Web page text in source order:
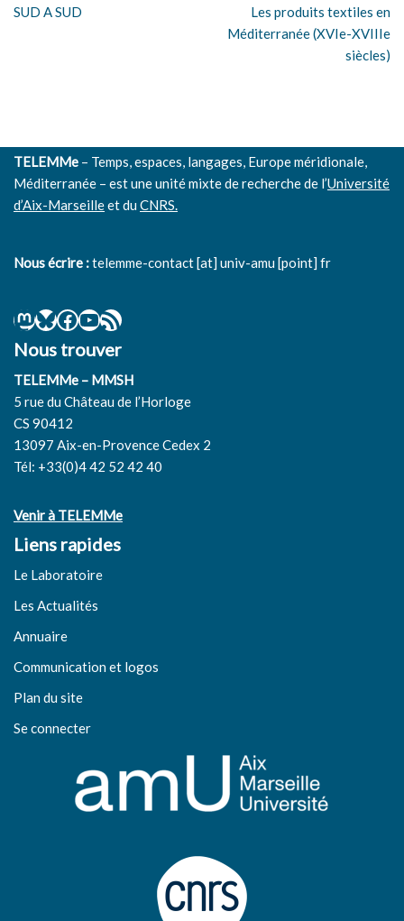
SUD A SUD
Les produits textiles en
Méditerranée (XVIe-XVIIIe
siècles)
TELEMMe – Temps, espaces, langages, Europe méridionale,
Méditerranée – est une unité mixte de recherche de l’Université
d’Aix-Marseilleet duCNRS.
Nous écrire :telemme-contact [at] univ-amu [point] fr
Nous trouver
TELEMMe – MMSH
5 rue du Château de l’Horloge
CS 90412
13097 Aix-en-Provence Cedex 2
Tél: +33(0)4 42 52 42 40
Venir à TELEMMe
Liens rapides
Le Laboratoire
Les Actualités
Annuaire
Communication et logos
Plan du site
Se connecter